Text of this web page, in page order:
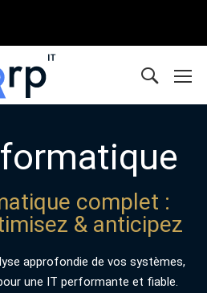
complet :
& anticipez
approfondie de vos systèmes,
une IT performante et fiable.